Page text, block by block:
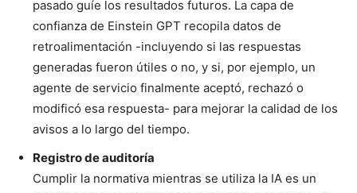
pasado guíe los resultados futuros. La capa de
confianza de Einstein GPT recopila datos de
retroalimentación -incluyendo si las respuestas
generadas fueron útiles o no, y si, por ejemplo, un
agente de servicio finalmente aceptó, rechazó o
modificó esa respuesta- para mejorar la calidad de los
avisos a lo largo del tiempo.
Registro de auditoría
Cumplir la normativa mientras se utiliza la IA es un